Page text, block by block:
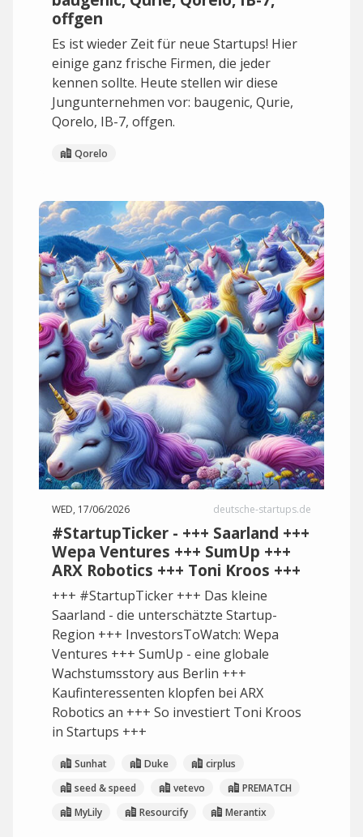
offgen
Es ist wieder Zeit für neue Startups! Hier
einige ganz frische Firmen, die jeder
kennen sollte. Heute stellen wir diese
Jungunternehmen vor: baugenic, Qurie,
Qorelo, IB-7, offgen.
Qorelo
WED, 17/06/2026 deutsche-startups.de
#StartupTicker - +++ Saarland +++
Wepa Ventures +++ SumUp +++
ARX Robotics +++ Toni Kroos +++
+++ #StartupTicker +++ Das kleine
Saarland - die unterschätzte Startup-
Region +++ InvestorsToWatch: Wepa
Ventures +++ SumUp - eine globale
Wachstumsstory aus Berlin +++
Kaufinteressenten klopfen bei ARX
Robotics an +++ So investiert Toni Kroos
in Startups +++
Sunhat Duke
cirplus
seed & speed
vetevo
PREMATCH
MyLily
Resourcify Merantix